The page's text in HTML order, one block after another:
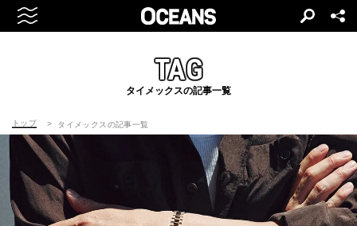
TAG
タイメックスの記事一覧
トップ タイメックスの記事一覧